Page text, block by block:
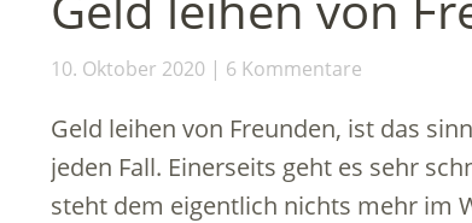
10. Oktober 2020 6 Kommentare
Geld leihen von Freunden, ist das
jeden Fall. Einerseits geht es sehr
steht dem eigentlich nichts mehr im